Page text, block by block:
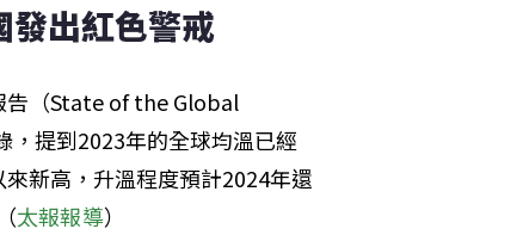
出紅色警戒
告（State of the Global
提到2023年的全球均溫已經
新高，升溫程度預計2024年還
太報報導）